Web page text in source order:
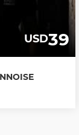
USD39